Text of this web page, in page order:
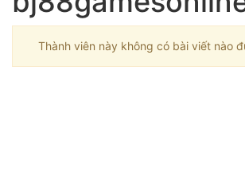
Thành viên này không có bài viết nào